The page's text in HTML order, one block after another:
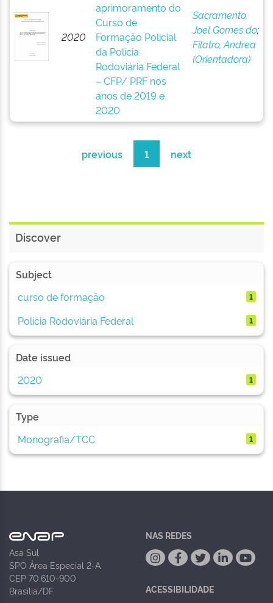
2020
aprimoramento do
Curso de
Formação Policial
da Polícia
Rodoviária Federal
– CFP/ PRF nos
anos de 2019 e
2020
Sacramento,
Joel Gomes do;
Filatro, Andrea
(Orientadora)
previous 1 next
Discover
Subject
curso de formação
1
Polícia Rodoviária Federal 1
Date issued
2020
1
Type
Monografia/TCC
1
Asa Sul
SPO Área Especial 2-A
CEP 70.610-900
Brasília/DF
NAS REDES
ACESSIBILIDADE